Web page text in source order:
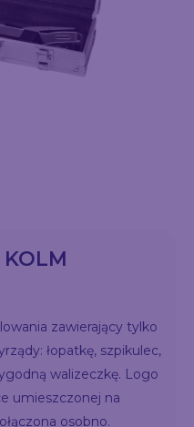
zawierający tylko
łopatkę, szpikulec,
walizeczkę. Logo
umieszczonej na
osobno.